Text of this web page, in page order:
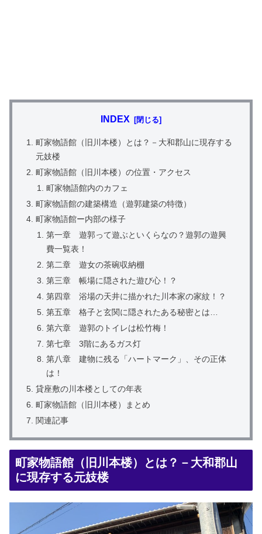
INDEX
町家物語館（旧川本楼）とは？－大和郡山に現存する
元妓楼
町家物語館（旧川本楼）の位置・アクセス
町家物語館内のカフェ
町家物語館の建築構造（遊郭建築の特徴）
町家物語館ー内部の様子
第一章 遊郭って遊ぶといくらなの？遊郭の遊興
費一覧表！
第二章 遊女の茶碗収納棚
第三章 帳場に隠された遊び心！？
第四章 浴場の天井に描かれた川本家の家紋！？
第五章 格子と玄関に隠されたある秘密とは…
第六章 遊郭のトイレは松竹梅！
第七章 3階にあるガス灯
第八章 建物に残る「ハートマーク」、その正体
は！
貸座敷の川本楼としての年表
町家物語館（旧川本楼）まとめ
関連記事
町家物語館（旧川本楼）とは？－大和郡山
に現存する元妓楼